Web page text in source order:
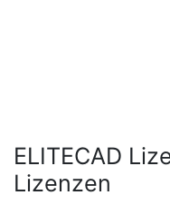
ELITECAD
Lizenzen